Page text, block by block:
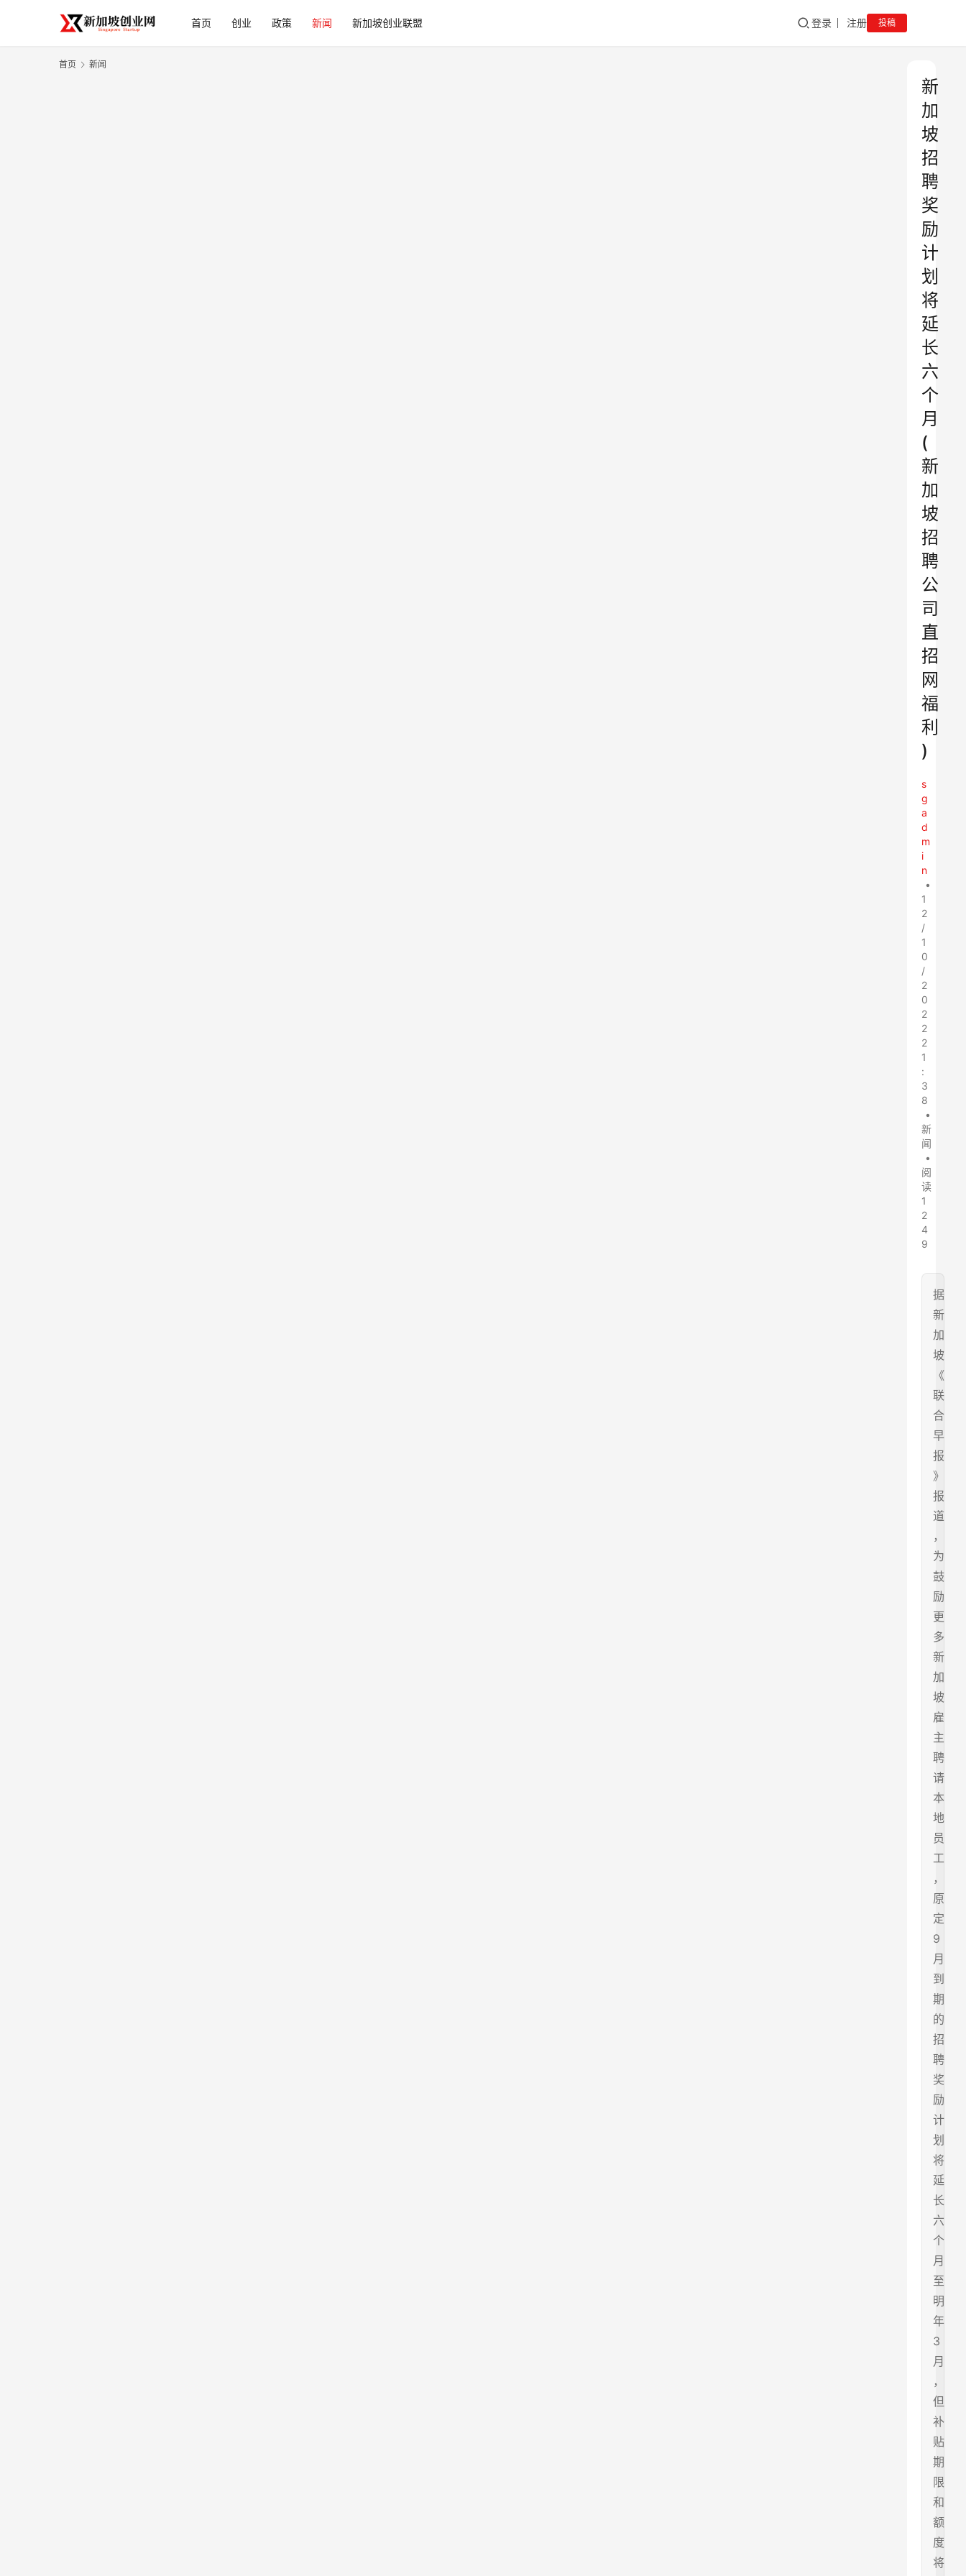
首页 创业 政策 新闻 新加坡创业联盟 登录 注册 投稿
首页 新闻
新
加
坡
招
聘
奖
励
计
划
将
延
长
六
个
月
(
新
加
坡
招
聘
公
司
直
招
网
福
利
)
s
g
a
d
m
i
n
•
1
2
/
1
0
/
2
0
2
2
2
1
:
3
8
•
新
闻
•
阅
读
1
2
4
9
据
新
加
坡
《
联
合
早
报
》
报
道
，
为
鼓
励
更
多
新
加
坡
雇
主
聘
请
本
地
员
工
，
原
定
9
月
到
期
的
招
聘
奖
励
计
划
将
延
长
六
个
月
至
明
年
3
月
，
但
补
贴
期
限
和
额
度
将